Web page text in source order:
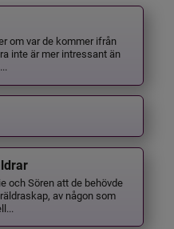
om var de kommer ifrån
inte är mer intressant än
och Sören att de behövde
av någon som